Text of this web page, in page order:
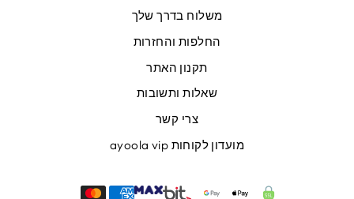
משלוח בדרך שלך
החלפות והחזרות
תקנון האתר
שאלות ותשובות
צרי קשר
מועדון לקוחות ayoola vip